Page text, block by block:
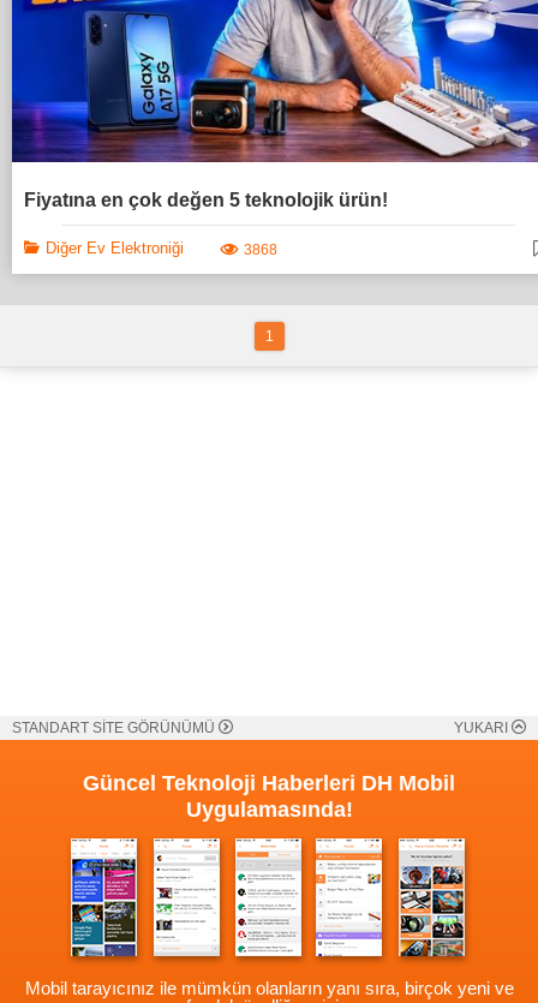
Fiyatına en çok değen 5 teknolojik ürün!
Diğer Ev Elektroniği 3868
1
STANDART SİTE GÖRÜNÜMÜ YUKARI
Güncel Teknoloji Haberleri DH Mobil
Uygulamasında!
Mobil tarayıcınız ile mümkün olanların yanı sıra, birçok yeni ve